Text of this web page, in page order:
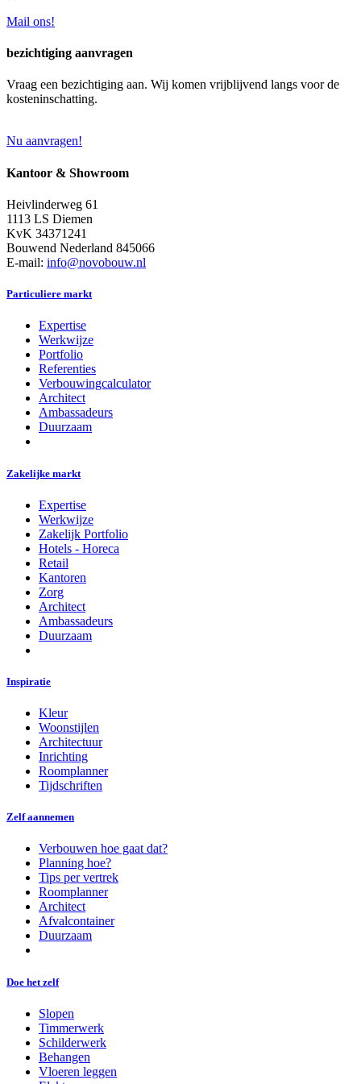
Mail ons!
bezichtiging aanvragen
Vraag een bezichtiging aan. Wij komen vrijblijvend langs voor de
kosteninschatting.
Nu aanvragen!
Kantoor & Showroom
Heivlinderweg 61
1113 LS Diemen
KvK 34371241
Bouwend Nederland 845066
E-mail: info@novobouw.nl
Particuliere markt
Expertise
Werkwijze
Portfolio
Referenties
Verbouwingcalculator
Architect
Ambassadeurs
Duurzaam
Zakelijke markt
Expertise
Werkwijze
Zakelijk Portfolio
Hotels - Horeca
Retail
Kantoren
Zorg
Architect
Ambassadeurs
Duurzaam
Inspiratie
Kleur
Woonstijlen
Architectuur
Inrichting
Roomplanner
Tijdschriften
Zelf aannemen
Verbouwen hoe gaat dat?
Planning hoe?
Tips per vertrek
Roomplanner
Architect
Afvalcontainer
Duurzaam
Doe het zelf
Slopen
Timmerwerk
Schilderwerk
Behangen
Vloeren leggen